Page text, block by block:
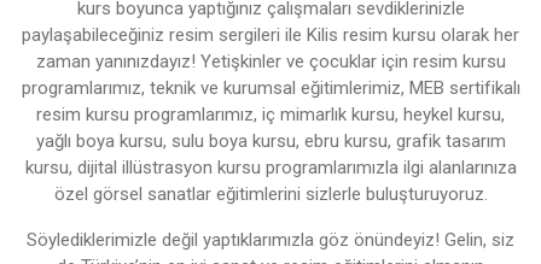
kurs boyunca yaptığınız çalışmaları sevdiklerinizle
paylaşabileceğiniz resim sergileri ile Kilis resim kursu olarak her
zaman yanınızdayız! Yetişkinler ve çocuklar için resim kursu
programlarımız, teknik ve kurumsal eğitimlerimiz, MEB sertifikalı
resim kursu programlarımız, iç mimarlık kursu, heykel kursu,
yağlı boya kursu, sulu boya kursu, ebru kursu, grafik tasarım
kursu, dijital illüstrasyon kursu programlarımızla ilgi alanlarınıza
özel görsel sanatlar eğitimlerini sizlerle buluşturuyoruz.
Söylediklerimizle değil yaptıklarımızla göz önündeyiz! Gelin, siz